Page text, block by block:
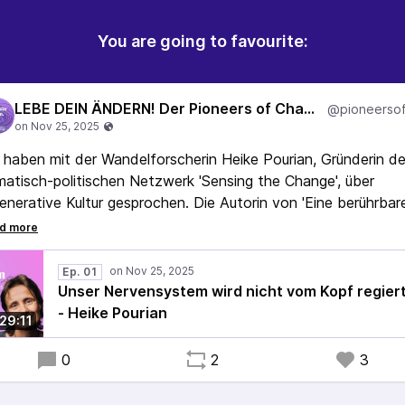
You are going to favourite:
LEBE DEIN ÄNDERN! Der Pioneers of Change-Podcast
haben mit der Wandel­for­scherin Heike Pourian, Gründerin
politischen Netzwerk 'Sensing the Change', über
Kultur gesprochen. Die Autorin von 'Eine
und 'Wenn wir wieder wahrnehmen' erklärt uns, was wir
Funktionsweise unseres Nervensystems lernen können, um
Grenzen zu setzen und athentischer in Kontakt gehen
29:11
Ep. 01
Unser Nervensystem wird nicht vom Kopf
- Heike Pourian
0 2 3